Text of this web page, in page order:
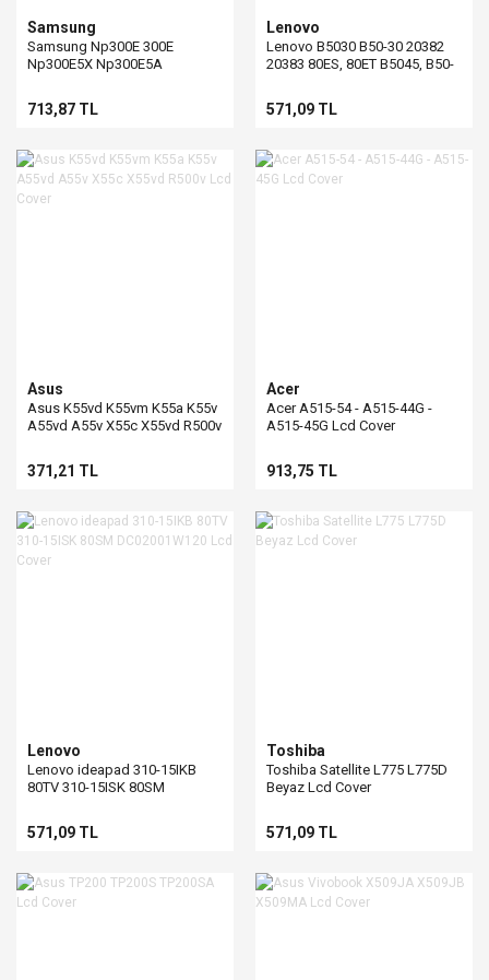
Samsung
Samsung Np300E 300E
Np300E5X Np300E5A
Np305E5A Np305V5A
713,87 TL
Lenovo
Lenovo B5030 B50-30 20382
20383 80ES, 80ET B5045, B50-
B5130, B51-30 20386 20540
B5135, B51-35 20545 80LH
B5180, B51-80, B5180d,
B5180y 80LM Lcd Cover
571,09 TL
Asus
Asus K55vd K55vm K55a K55v
A55vd A55v X55c X55vd R500v
371,21 TL
Acer
Acer A515-54 - A515-44G -
A515-45G Lcd Cover
913,75 TL
Lenovo
Lenovo ideapad 310-15IKB
80TV 310-15ISK 80SM
571,09 TL
Toshiba
Toshiba Satellite L775 L775D
Beyaz Lcd Cover
571,09 TL